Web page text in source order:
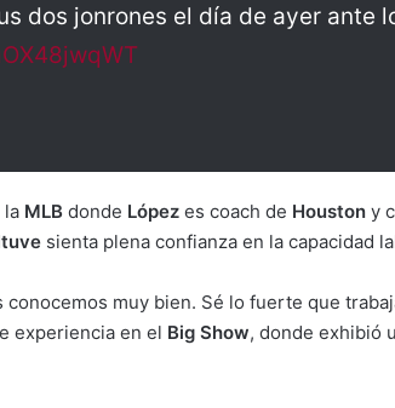
dos jonrones el día de ayer ante
la MLB donde López es coach de Houston y
sienta plena confianza en la capacidad
muy bien. Sé lo fuerte que
experiencia en el Big Show, donde exhibió